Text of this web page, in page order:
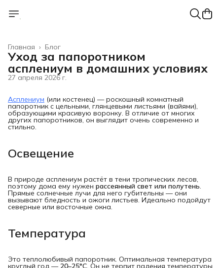
Блог
Главная ›
Уход за папоротником
асплениум в домашних условиях
27 апреля 2026 г.
Асплениум (или костенец) — роскошный комнатный
папоротник с цельными, глянцевыми листьями (вайями),
образующими красивую воронку. В отличие от многих
других папоротников, он выглядит очень современно и
стильно.
Освещение
В природе асплениум растёт в тени тропических лесов,
поэтому дома ему нужен рассеянный свет или полутень.
Прямые солнечные лучи для него губительны — они
вызывают бледность и ожоги листьев. Идеально подойдут
северные или восточные окна.
Температура
Это теплолюбивый папоротник. Оптимальная температура
круглый год — 20–25°C. Он не терпит падения температуры